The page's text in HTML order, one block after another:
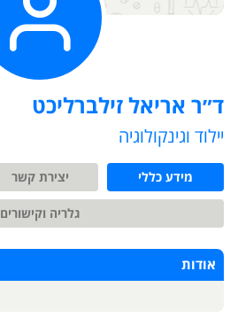
ד״ר אריאל זילברליכט
יילוד וגינקולוגיה
מידע כללי יצירת קשר
גלריה וקישורים
אודות